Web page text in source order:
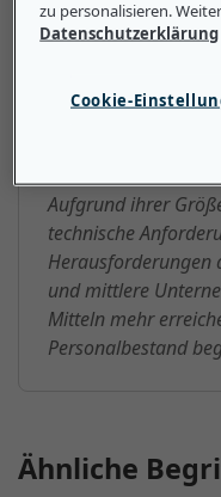
Das sollten
und
Aufgrund ihrer
technische
Herausforderungen
und mittlere
Mitteln mehr
Personalbestand
Ähnliche
zu personalisieren.
Datenschutzerklärung
Cookie-